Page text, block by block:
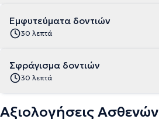
Εμφυτεύματα δοντιών
30 λεπτά
Σφράγισμα δοντιών
30 λεπτά
Αξιολογήσεις Ασθενών